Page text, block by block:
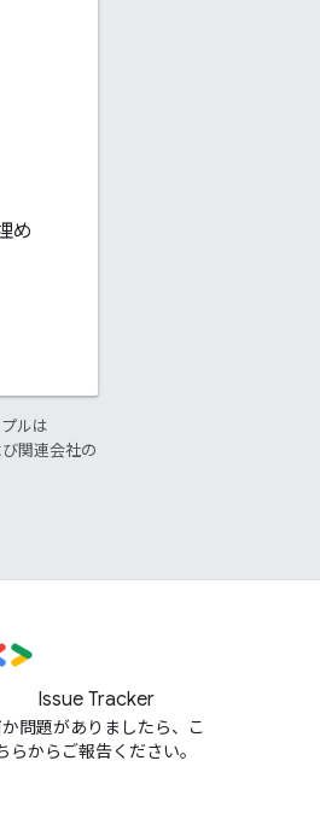
め
ルは
関連会社の
Issue Tracker
問題がありましたら、こ
らからご報告ください。